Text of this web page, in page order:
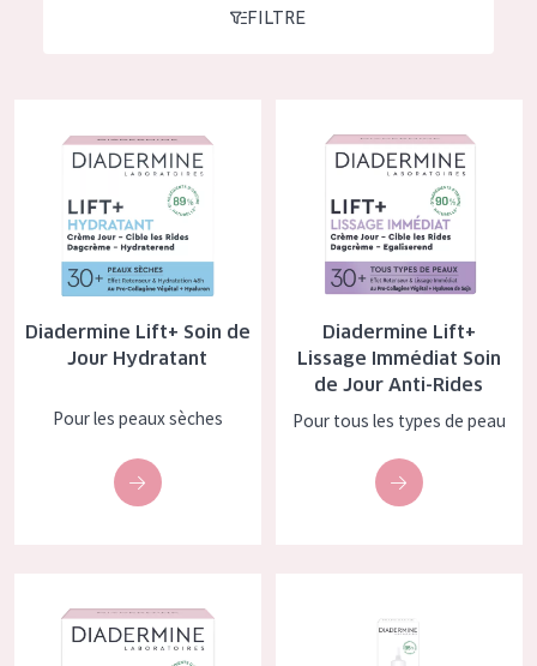
COLLECTION
Lift+
Expert
TYPE DE PEAU
Peau normale à sèche
Peau mixte ou grasse
ÂGE :
FILTRE
Diadermine Lift+ Soin de
Jour Hydratant
Pour les peaux sèches
Diadermine Lift+
Lissage Immédiat Soin
de Jour Anti-Rides
Pour tous les types de peau